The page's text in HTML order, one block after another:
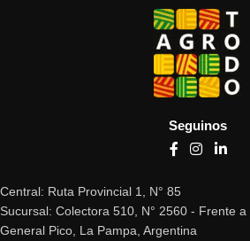
Seguinos
Central: Ruta Provincial 1, N° 85
Sucursal: Colectora 510, N° 2560 - Frente a
General Pico, La Pampa, Argentina